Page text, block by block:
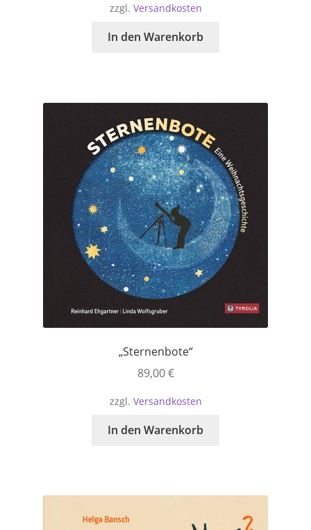
zzgl. Versandkosten
In den Warenkorb
„Sternenbote“
89,00€
zzgl. Versandkosten
In den Warenkorb